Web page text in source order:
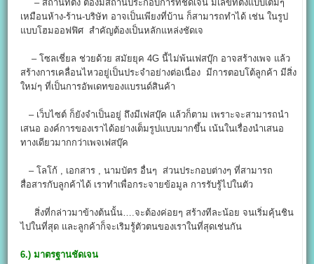
– สถานที่ตั้ง ต้องมีสถานประกอบการที่ชัดเจน มีเลขที่ตั้งแบบเต็มๆ
เหมือนห้าง-ร้าน-บริษัท อาจเป็นเพียงที่บ้าน ก็สามารถทำได้ เช่น ในรูป
แบบโฮมออฟฟิศ สำคัญต้องเป็นหลักแหล่งชัดเจ
– โซลเชี่ยล ช่วยด้วย สมัยยุค 4G นี้ไม่พ้นเฟสบุ๊ก อาจสร้างเพจ แล้ว
สร้างการเคลื่อนไหวอยู่เป็นประจำอย่างต่อเนื่อง มีการตอบโต้ลูกค้า มีสิ่ง
ใหม่ๆ ที่เป็นการอัพเดทของแบรนด์สินค้า
– เว็บไซต์ ก็ยังจำเป็นอยู่ ถึงมีเฟสบุ๊ค แล้วก็ตาม เพราะจะสามารถนำ
เสนอ องค์การของเราได้อย่างเต็มรูปแบบมากขึ้น เน้นในเรื่องนำเสนอ
ทางเดียวมากกว่าเพจเฟสบุ๊ค
– โลโก้ , เอกสาร , นามบัตร อื่นๆ ส่วนประกอบต่างๆ ที่สามารถ
สื่อสารกับลูกค้าได้ เราทำเพื่อกระจายข้อมูล การรับรู้ไปในตัว
สิ่งที่กล่าวมาข้างต้นนั้น….จะต้องค่อยๆ สร้างทีละน้อย จนเริ่มคุ้นชิน
ไปในที่สุด และลูกค้าก็จะเริมรู้ตัวตนของเราในที่สุดเช่นกัน
6.) มาตรฐานชัดเจน